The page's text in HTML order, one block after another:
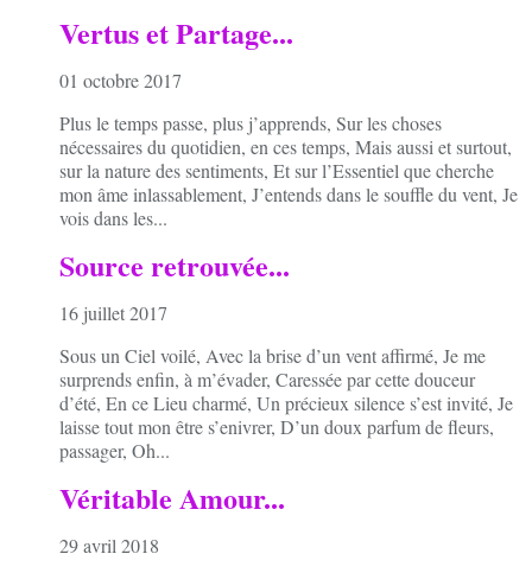
Vertus et Partage...
01 octobre 2017
Plus le temps passe, plus j’apprends, Sur les choses
nécessaires du quotidien, en ces temps, Mais aussi et surtout,
sur la nature des sentiments, Et sur l’Essentiel que cherche
mon âme inlassablement, J’entends dans le souffle du vent, Je
vois dans les...
Source retrouvée...
16 juillet 2017
Sous un Ciel voilé, Avec la brise d’un vent affirmé, Je me
surprends enfin, à m’évader, Caressée par cette douceur
d’été, En ce Lieu charmé, Un précieux silence s’est invité, Je
laisse tout mon être s’enivrer, D’un doux parfum de fleurs,
passager, Oh...
Véritable Amour...
29 avril 2018